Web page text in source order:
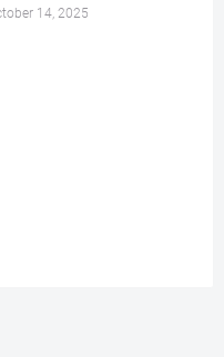
14, 2025